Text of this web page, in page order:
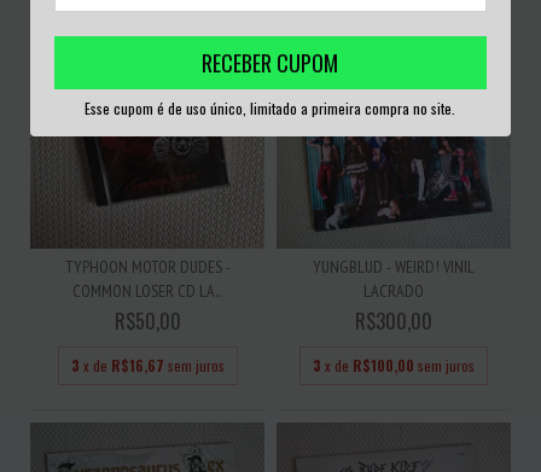
RECEBER CUPOM
Esse cupom é de uso único, limitado a primeira compra no site.
TYPHOON MOTOR DUDES -
COMMON LOSER CD LA...
R$50,00
3 x de R$16,67 sem juros
YUNGBLUD - WEIRD! VINIL
LACRADO
R$300,00
3 x de R$100,00 sem juros